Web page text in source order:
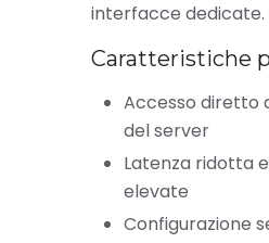
interfacce dedicate.
Caratteristiche
Accesso diretto
del server
Latenza ridotta
elevate
Configurazione